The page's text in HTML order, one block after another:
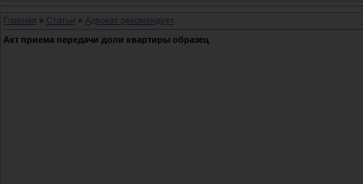
Главная » Статьи » Адвокат рекомендует
Акт приема передачи доли квартиры образец